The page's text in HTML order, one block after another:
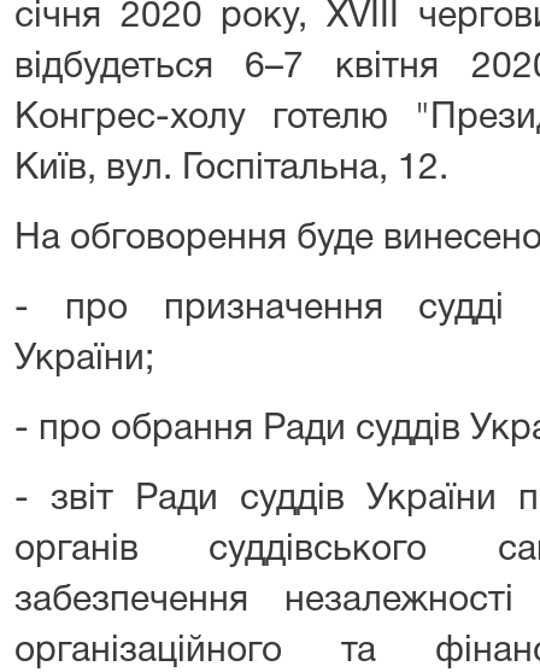
січня 2020 року, ХVІІІ
відбудеться 6–7 квітня
Конгрес-холу готелю
Київ, вул. Госпітальна, 12.
На обговорення буде
- про призначення судді
України;
- про обрання Ради суддів
- звіт Ради суддів України
органів суддівського
забезпечення
організаційного та